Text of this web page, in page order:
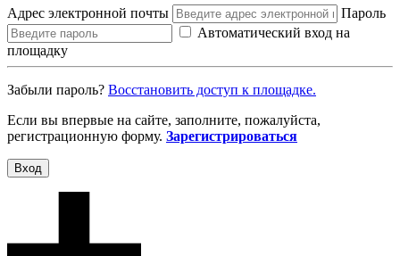
Адрес электронной почты
Пароль
Автоматический вход на
площадку
Забыли пароль? Восcтановить доступ к площадке.
Если вы впервые на сайте, заполните, пожалуйста,
регистрационную форму. Зарегистрироваться
Вход